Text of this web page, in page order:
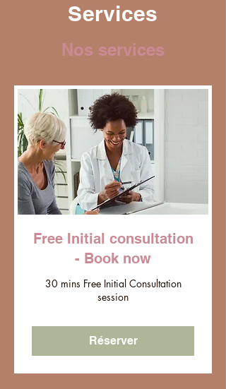
Nos services
Free Initial consultation
- Book now
30 mins Free Initial Consultation
session
Réserver
Services